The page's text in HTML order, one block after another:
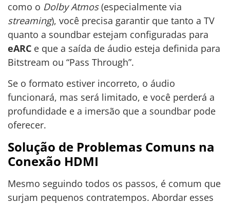
como o Dolby Atmos(especialmente via
streaming), você precisa garantir que tanto a TV
quanto a soundbar estejam configuradas para
eARC e que a saída de áudio esteja definida para
Bitstream ou “Pass Through”.
Se o formato estiver incorreto, o áudio
funcionará, mas será limitado, e você perderá a
profundidade e a imersão que a soundbar pode
oferecer.
Solução de Problemas Comuns na
Conexão HDMI
Mesmo seguindo todos os passos, é comum que
surjam pequenos contratempos. Abordar esses